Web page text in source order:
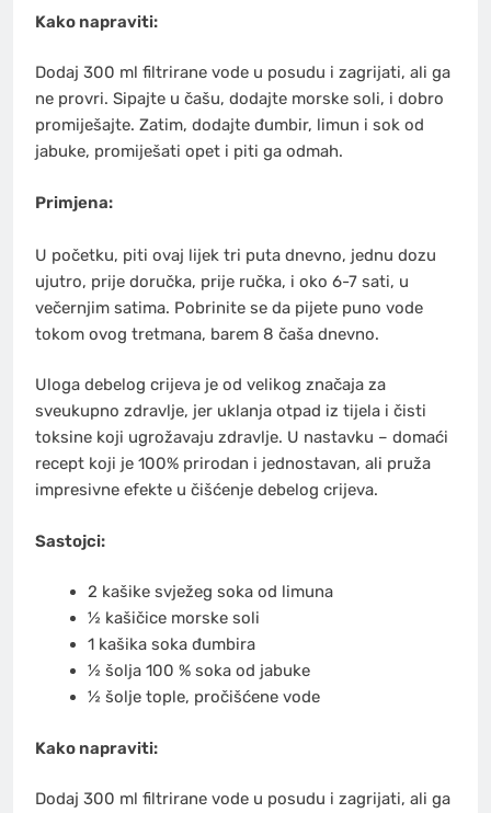
Kako napraviti:
Dodaj 300 ml filtrirane vode u posudu i zagrijati, ali ga
ne provri. Sipajte u čašu, dodajte morske soli, i dobro
promiješajte. Zatim, dodajte đumbir, limun i sok od
jabuke, promiješati opet i piti ga odmah.
Primjena:
U početku, piti ovaj lijek tri puta dnevno, jednu dozu
ujutro, prije doručka, prije ručka, i oko 6-7 sati, u
večernjim satima. Pobrinite se da pijete puno vode
tokom ovog tretmana, barem 8 čaša dnevno.
Uloga debelog crijeva je od velikog značaja za
sveukupno zdravlje, jer uklanja otpad iz tijela i čisti
toksine koji ugrožavaju zdravlje. U nastavku – domaći
recept koji je 100% prirodan i jednostavan, ali pruža
impresivne efekte u čišćenje debelog crijeva.
Sastojci:
2 kašike svježeg soka od limuna
½ kašičice morske soli
1 kašika soka đumbira
½ šolja 100 % soka od jabuke
½ šolje tople, pročišćene vode
Kako napraviti:
Dodaj 300 ml filtrirane vode u posudu i zagrijati, ali ga